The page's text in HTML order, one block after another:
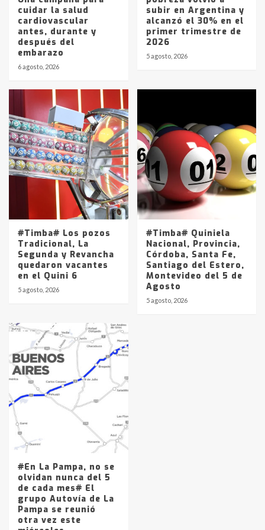
cuidar la salud
cardiovascular
antes, durante y
después del
embarazo
6 agosto, 2026
subir en Argentina y
alcanzó el 30% en el
primer trimestre de
2026
5 agosto, 2026
#Timba# Los pozos
Tradicional, La
Segunda y Revancha
quedaron vacantes
en el Quini 6
5 agosto, 2026
#Timba# Quiniela
Nacional, Provincia,
Córdoba, Santa Fe,
Santiago del Estero,
Montevideo del 5 de
Agosto
5 agosto, 2026
#En La Pampa, no se
olvidan nunca del 5
de cada mes# El
grupo Autovía de La
Pampa se reunió
otra vez este